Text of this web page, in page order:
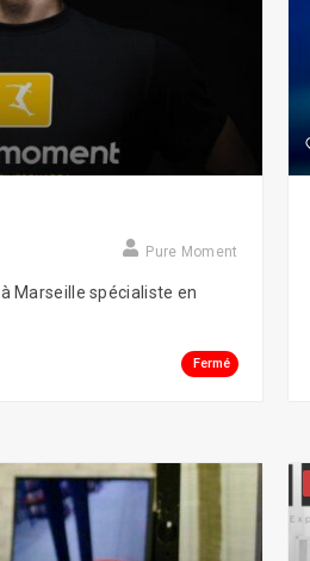
Pure Moment
Marseille spécialiste en
Fermé